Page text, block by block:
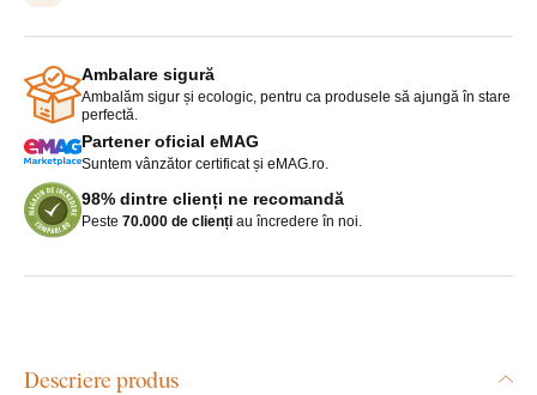
Ambalare sigură
Ambalăm sigur și ecologic, pentru ca produsele să ajungă în stare
perfectă.
Partener oficial eMAG
Suntem vânzător certificat și eMAG.ro.
98% dintre clienți ne recomandă
Peste 70.000 de clienți au încredere în noi.
Descriere produs